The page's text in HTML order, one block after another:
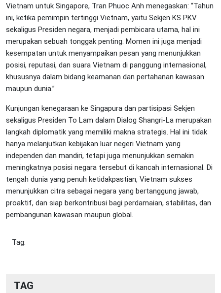
Vietnam untuk Singapore, Tran Phuoc Anh menegaskan: “Tahun
ini, ketika pemimpin tertinggi Vietnam, yaitu Sekjen KS PKV
sekaligus Presiden negara, menjadi pembicara utama, hal ini
merupakan sebuah tonggak penting. Momen ini juga menjadi
kesempatan untuk menyampaikan pesan yang menunjukkan
posisi, reputasi, dan suara Vietnam di panggung internasional,
khususnya dalam bidang keamanan dan pertahanan kawasan
maupun dunia.”
Kunjungan kenegaraan ke Singapura dan partisipasi Sekjen
sekaligus Presiden To Lam dalam Dialog Shangri-La merupakan
langkah diplomatik yang memiliki makna strategis. Hal ini tidak
hanya melanjutkan kebijakan luar negeri Vietnam yang
independen dan mandiri, tetapi juga menunjukkan semakin
meningkatnya posisi negara tersebut di kancah internasional. Di
tengah dunia yang penuh ketidakpastian, Vietnam sukses
menunjukkan citra sebagai negara yang bertanggung jawab,
proaktif, dan siap berkontribusi bagi perdamaian, stabilitas, dan
pembangunan kawasan maupun global.
Tag:
TAG